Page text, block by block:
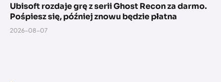
Ubisoft rozdaje grę z serii Ghost Recon za darmo.
Pośpiesz się, później znowu będzie płatna
2026-08-07